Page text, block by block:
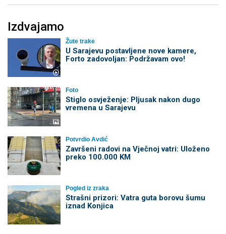
Izdvajamo
Žute trake
U Sarajevu postavljene nove kamere,
Forto zadovoljan: Podržavam ovo!
Foto
Stiglo osvježenje: Pljusak nakon dugo
vremena u Sarajevu
Potvrdio Avdić
Završeni radovi na Vječnoj vatri: Uloženo
preko 100.000 KM
Pogled iz zraka
Strašni prizori: Vatra guta borovu šumu
iznad Konjica